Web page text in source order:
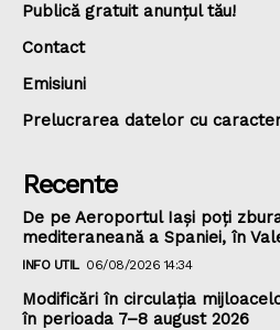
Publică gratuit anunțul tău!
Contact
Emisiuni
Prelucrarea datelor cu
Recente
De pe Aeroportul Iași poți
mediteraneană a Spaniei, în
INFO UTIL 06/08/2026 14:34
Modificări în circulația
în perioada 7–8 august 2026